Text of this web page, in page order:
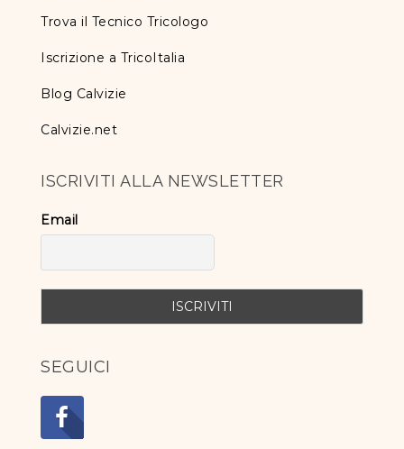
Trova il Tecnico Tricologo
Iscrizione a TricoItalia
Blog Calvizie
Calvizie.net
ISCRIVITI ALLA NEWSLETTER
Email
SEGUICI